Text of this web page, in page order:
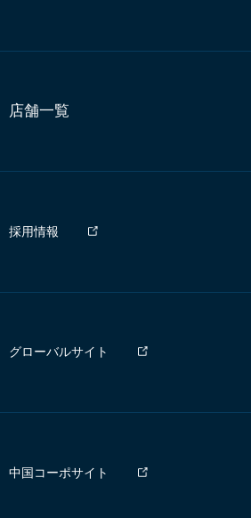
店舗一覧
採用情報
グローバルサイト
中国コーポサイト